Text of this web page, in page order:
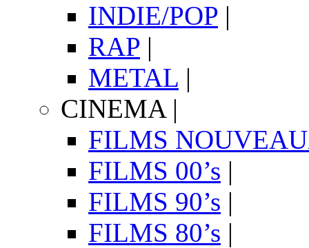
INDIE/POP |
RAP |
METAL |
CINEMA|
FILMS
FILMS 00’s |
FILMS 90’s |
FILMS 80’s |